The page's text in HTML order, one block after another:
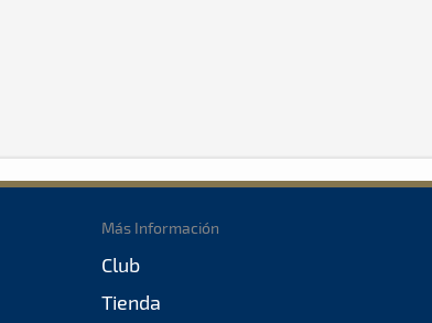
Más Información
Club
Tienda